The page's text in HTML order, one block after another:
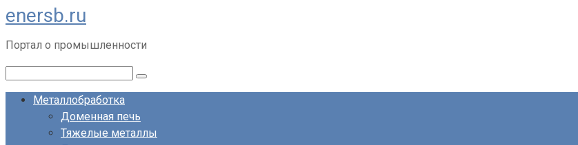
Перейти
к
контенту
enersb.ru
Портал о промышленности
Металлобработка
Доменная печь
Тяжелые металлы